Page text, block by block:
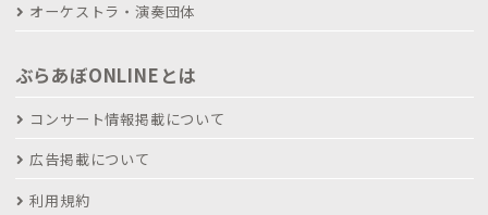
オーケストラ・演奏団体
ぶらあぼONLINEとは
コンサート情報掲載について
広告掲載について
利用規約